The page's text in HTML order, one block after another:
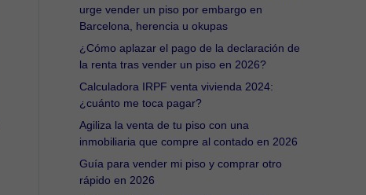
urge vender un piso por embargo en
Barcelona, herencia u okupas
¿Cómo aplazar el pago de la declaración de
la renta tras vender un piso en 2026?
Calculadora IRPF venta vivienda 2024:
¿cuánto me toca pagar?
Agiliza la venta de tu piso con una
inmobiliaria que compre al contado en 2026
Guía para vender mi piso y comprar otro
rápido en 2026